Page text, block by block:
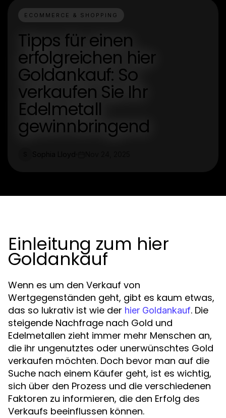
ECOMMERCE & SHOPPING
Tipps für einen
erfolgreichen hier
Goldankauf: So
verkaufen Sie Ihr
Edelmetall
gewinnbringend
Einleitung zum hier
Goldankauf
Wenn es um den Verkauf von
Wertgegenständen geht, gibt es kaum etwas,
das so lukrativ ist wie der hier Goldankauf. Die
steigende Nachfrage nach Gold und
Edelmetallen zieht immer mehr Menschen an,
die ihr ungenutztes oder unerwünschtes Gold
verkaufen möchten. Doch bevor man auf die
Suche nach einem Käufer geht, ist es wichtig,
sich über den Prozess und die verschiedenen
Faktoren zu informieren, die den Erfolg des
Verkaufs beeinflussen können.